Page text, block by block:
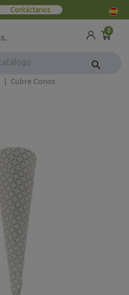
Contáctanos
0
search
Cubre Conos